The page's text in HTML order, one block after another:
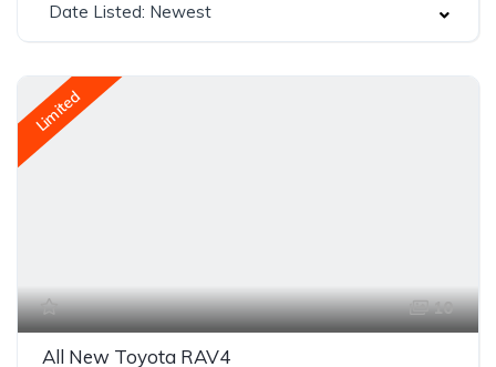
Date Listed: Newest
Limited
10
All New Toyota RAV4